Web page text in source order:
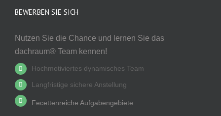
BEWERBEN SIE SICH
Nutzen Sie die Chance und lernen Sie das
dachraum® Team kennen!
Hochmotiviertes dynamisches Team
Langfristige sichere Anstellung
Fecettenreiche Aufgabengebiete